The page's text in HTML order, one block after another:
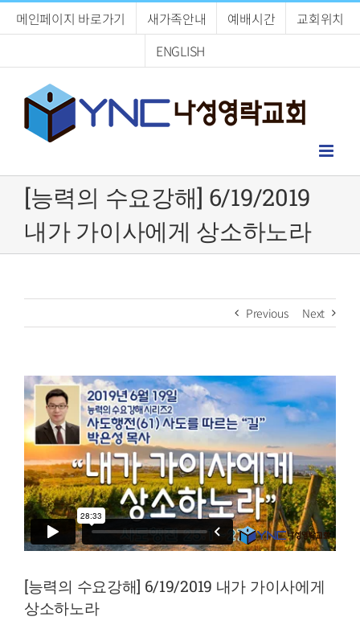
메인페이지 바로가기 새가족안내 예배시간
교회위치
ENGLISH
[능력의 수요강해] 6/19/2019
내가 가이사에게 상소하노라
Previous Next
[능력의 수요강해] 6/19/2019 내가 가이사에게
상소하노라